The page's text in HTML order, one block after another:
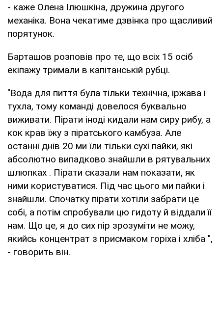
- каже Олена Ілюшкіна, дружина другого
механіка. Вона чекатиме дзвінка про щасливий
порятунок.
Барташов розповів про те, що всіх 15 осіб
екіпажу тримали в капітанській рубці.
"Вода для пиття була тільки технічна, іржава і
тухла, тому команді довелося буквально
виживати. Пірати іноді кидали нам сиру рибу, а
кок крав їжу з піратського камбуза. Але
останні днів 20 ми їли тільки сухі пайки, які
абсолютно випадково знайшли в рятувальних
шлюпках . Пірати сказали нам показати, як
ними користуватися. Під час цього ми пайки і
знайшли. Спочатку пірати хотіли забрати це
собі, а потім спробували цю гидоту й віддали її
нам. Що це, я до сих пір зрозуміти не можу,
якийсь концентрат з присмаком горіха і хліба ",
- говорить він.